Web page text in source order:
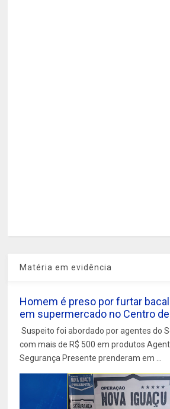
Matéria em evidência
Homem é preso por furtar
em supermercado no Centro
Suspeito foi abordado por agentes do
com mais de R$ 500 em produtos
Segurança Presente prenderam em ...